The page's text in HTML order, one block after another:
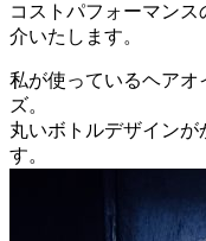
コストパフォーマン
介いたします。
私が使っているヘア
ズ。
丸いボトルデザイン
す。